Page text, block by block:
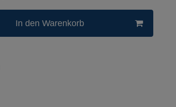
In den Warenkorb